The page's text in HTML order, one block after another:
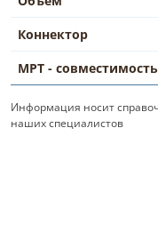
Коннектор
МРТ - совместимость
Информация носит
наших специалистов